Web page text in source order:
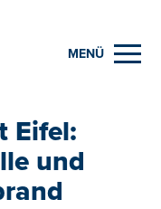
MENÜ
Eifel:
und